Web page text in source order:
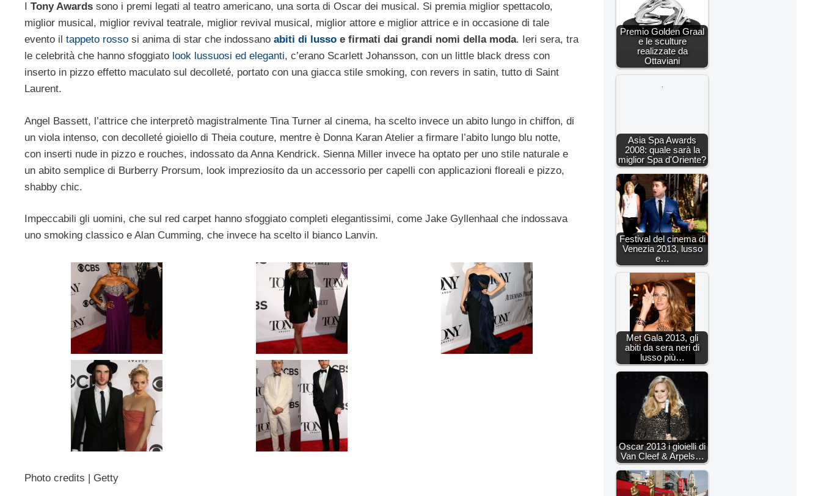
I Tony Awards sono i premi legati al teatro americano, una sorta di Oscar dei musical. Si premia miglior spettacolo,
miglior musical, miglior revival teatrale, miglior revival musical, miglior attore e miglior attrice e in occasione di tale
evento il tappeto rosso si anima di star che indossano abiti di lusso e firmati dai grandi nomi della moda. Ieri sera, tra
le celebrità che hanno sfoggiato look lussuosi ed eleganti, c’erano Scarlett Johansson, con un little black dress con
inserto in pizzo effetto maculato sul decolleté, portato con una giacca stile smoking, con revers in satin, tutto di Saint
Laurent.
Angel Bassett, l’attrice che interpretò magistralmente Tina Turner al cinema, ha scelto invece un abito lungo in chiffon, di
un viola intenso, con decolleté gioiello di Theia couture, mentre è Donna Karan Atelier a firmare l’abito lungo blu notte,
con inserti nude in pizzo e rouches, indossato da Anna Kendrick. Sienna Miller invece ha optato per uno stile naturale e
un abito semplice di Burberry Prorsum, look impreziosito da un accessorio per capelli con applicazioni floreali e pizzo,
shabby chic.
Impeccabili gli uomini, che sul red carpet hanno sfoggiato completi elegantissimi, come Jake Gyllenhaal che indossava
uno smoking classico e Alan Cumming, che invece ha scelto il bianco Lanvin.
Photo credits | Getty
Premio Golden Graal
e le sculture
realizzate da
Ottaviani
Asia Spa Awards
2008: quale sarà la
miglior Spa d'Oriente?
Festival del cinema di
Venezia 2013, lusso
e…
Met Gala 2013, gli
abiti da sera neri di
lusso più…
Oscar 2013 i gioielli di
Van Cleef & Arpels…